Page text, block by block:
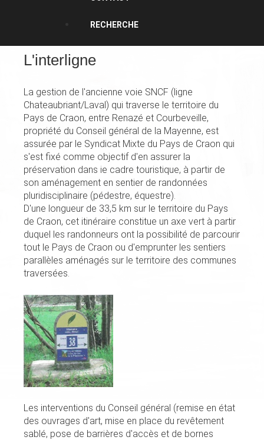
RECHERCHE
L'interligne
La gestion de l'ancienne voie SNCF (ligne
Chateaubriant/Laval) qui traverse le territoire du
Pays de Craon, entre Renazé et Courbeveille,
propriété du Conseil général de la Mayenne, est
assurée par le Syndicat Mixte du Pays de Craon qui
s'est fixé comme objectif d'en assurer la
préservation dans ie cadre touristique, à partir de
son amé­nagement en sentier de randonnées
pluridisciplinaire (pédestre, équestre).
D'une longueur de 33,5 km sur le territoire du Pays
de Craon, cet itinéraire constitue un axe vert à partir
duquel les randonneurs ont la possibilité de parcourir
tout le Pays de Craon ou d'emprunter les sentiers
parallèles aménagés sur le territoire des communes
traversées.
Les interventions du Conseil général (remise en état
des ouvrages d'art, mise en place du revêtement
sablé, pose de barrières d'accès et de bornes